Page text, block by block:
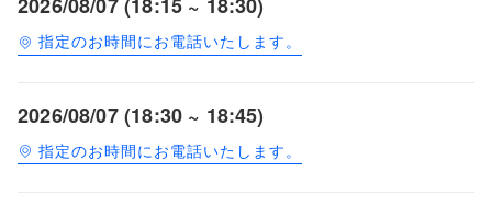
指定のお時間にお電話いたします。
2026/08/07 (18:30 ~ 18:45)
指定のお時間にお電話いたします。